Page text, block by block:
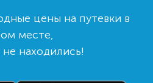
цены на путевки в
месте,
находились!